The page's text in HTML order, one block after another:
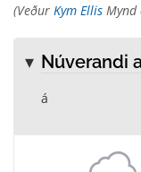
(Veður Kym Ellis
Núverandi
á